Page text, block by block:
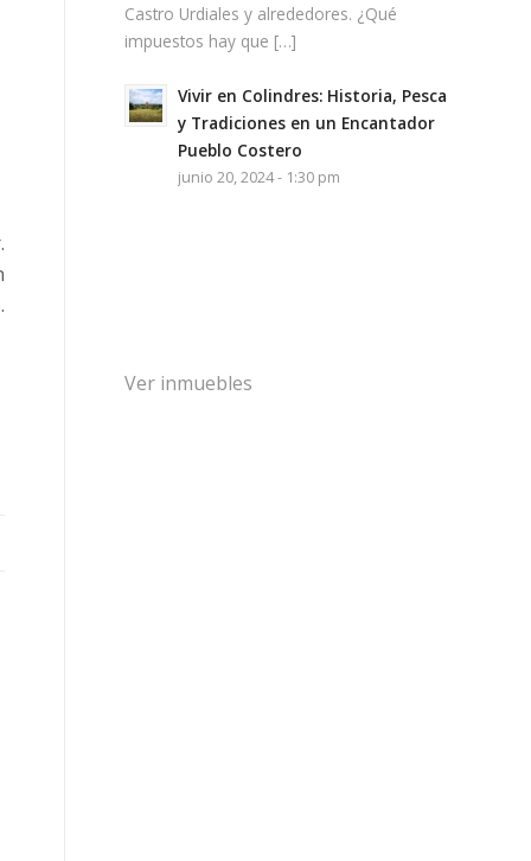
Castro Urdiales y alrededores. ¿Qué
impuestos hay que […]
Vivir en Colindres: Historia, Pesca
y Tradiciones en un Encantador
Pueblo Costero
junio 20, 2024 - 1:30 pm
Ver inmuebles